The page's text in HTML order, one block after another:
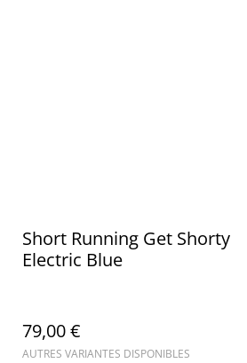
Short Running Get Shorty
Electric Blue
79,00 €
AUTRES VARIANTES DISPONIBLES